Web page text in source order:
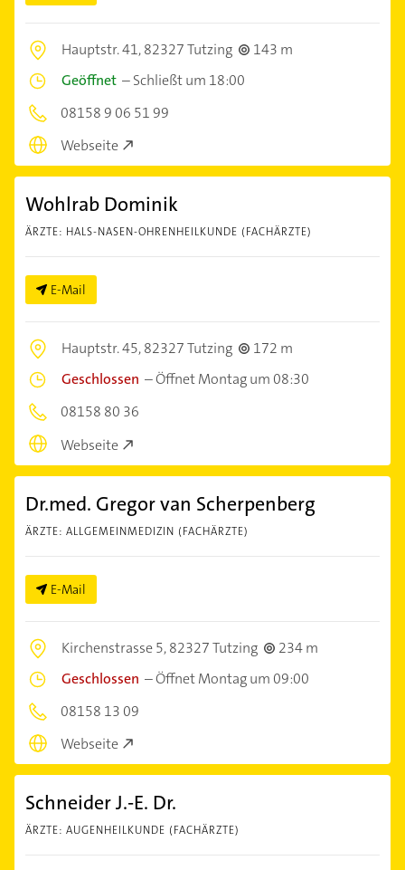
Hauptstr. 41,82327 Tutzing
143 m
Geöffnet –Schließt um 18:00
08158 9 06 51 99
Webseite
Wohlrab Dominik
ÄRZTE: HALS-NASEN-OHRENHEILKUNDE (FACHÄRZTE)
E-Mail
Hauptstr. 45,82327 Tutzing
172 m
Geschlossen –Öffnet Montag um 08:30
08158 80 36
Webseite
Dr.med. Gregor van Scherpenberg
ÄRZTE: ALLGEMEINMEDIZIN (FACHÄRZTE)
E-Mail
Kirchenstrasse 5,82327 Tutzing
234 m
Geschlossen –Öffnet Montag um 09:00
08158 13 09
Webseite
Schneider J.-E. Dr.
ÄRZTE: AUGENHEILKUNDE (FACHÄRZTE)